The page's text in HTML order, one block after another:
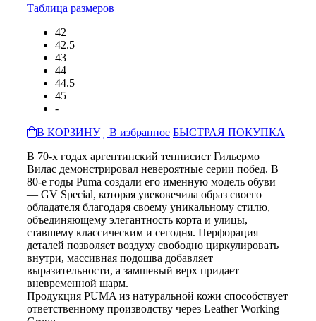
Таблица размеров
42
42.5
43
44
44.5
45
-
В КОРЗИНУ
В избранное БЫСТРАЯ ПОКУПКА
В 70-х годах аргентинский теннисист Гильермо
Вилас демонстрировал невероятные серии побед. В
80-е годы Puma создали его именную модель обуви
— GV Special, которая увековечила образ своего
обладателя благодаря своему уникальному стилю,
объединяющему элегантность корта и улицы,
ставшему классическим и сегодня. Перфорация
деталей позволяет воздуху свободно циркулировать
внутри, массивная подошва добавляет
выразительности, а замшевый верх придает
вневременной шарм.
Продукция PUMA из натуральной кожи способствует
ответственному производству через Leather Working